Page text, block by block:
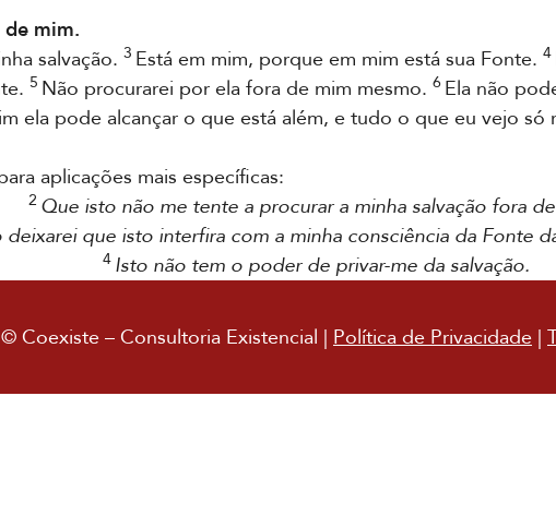
de mim.
salvação. 3 Está em mim, porque em mim está sua Fonte. 4
5 Não procurarei por ela fora de mim mesmo. 6 Ela não
ela pode alcançar o que está além, e tudo o que eu vejo só
aplicações mais específicas:
2 Que isto não me tente a procurar a minha salvação fora
deixarei que isto interfira com a minha consciência da Fonte
4 Isto não tem o poder de privar-me da salvação.
Coexiste – Consultoria Existencial | Política de Privacidade |